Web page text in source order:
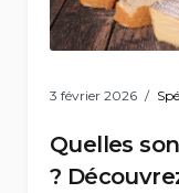
3 février 2026
Quelles
?